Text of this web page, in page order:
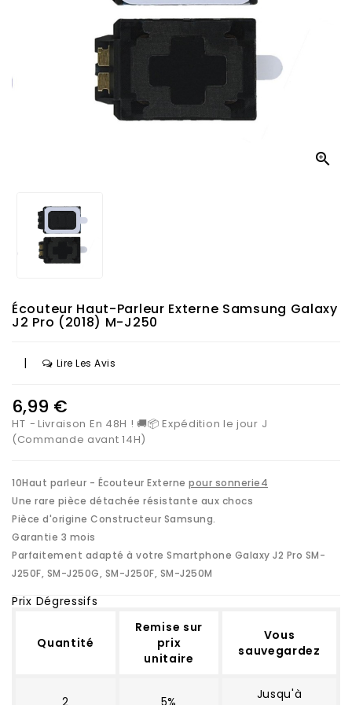

Écouteur Haut-Parleur Externe Samsung Galaxy
J2 Pro (2018) M-J250
| Lire Les Avis
6,99 €
HT
Livraison En 48H ! 🚚📦 Expédition le jour J
(Commande avant 14H)
10Haut parleur - Écouteur Externe pour sonnerie4
Une rare pièce détachée résistante aux chocs
Pièce d'origine Constructeur Samsung.
Garantie 3 mois
Parfaitement adapté à votre Smartphone Galaxy J2 Pro SM-
J250F, SM-J250G, SM-J250F, SM-J250M
Prix Dégressifs
Quantité
Remise sur
prix
unitaire
Vous
sauvegardez
2 5%
Jusqu'à